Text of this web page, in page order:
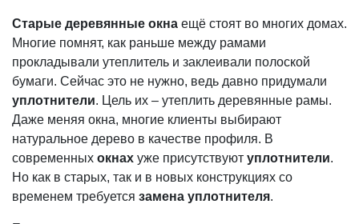
Старые деревянные окна ещё стоят во многих домах.
Многие помнят, как раньше между рамами
прокладывали утеплитель и заклеивали полоской
бумаги. Сейчас это не нужно, ведь давно придумали
уплотнители. Цель их – утеплить деревянные рамы.
Даже меняя окна, многие клиенты выбирают
натуральное дерево в качестве профиля. В
современных окнах уже присутствуют уплотнители.
Но как в старых, так и в новых конструкциях со
временем требуется замена уплотнителя.